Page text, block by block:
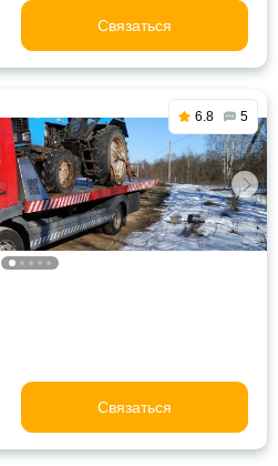
Связаться
6.8 5
Связаться